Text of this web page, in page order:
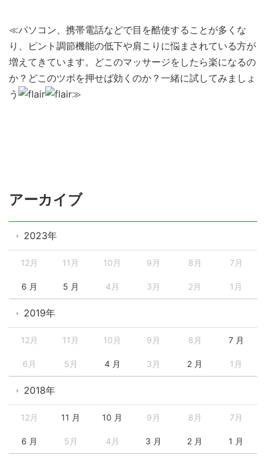
≪パソコン、携帯電話などで目を酷使することが多くな
り、ピント調節機能の低下や肩こりに悩まされている方が
増えてきています。どこのマッサージをしたら楽になるの
か？どこのツボを押せば効くのか？一緒に試してみましょ
う
≫
アーカイブ
2023年
12月 11月 10月 9月 8月 7月
6 月 5 月 4月 3月 2月 1月
2019年
12月 11月 10月 9月 8月 7 月
6月 5月 4 月 3月 2 月 1月
2018年
12月 11 月 10 月 9月 8月 7月
6 月 5月 4月 3 月 2 月 1 月